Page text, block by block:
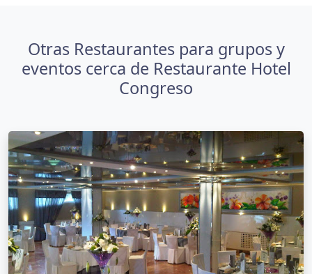
Otras Restaurantes para grupos y
eventos cerca de Restaurante Hotel
Congreso